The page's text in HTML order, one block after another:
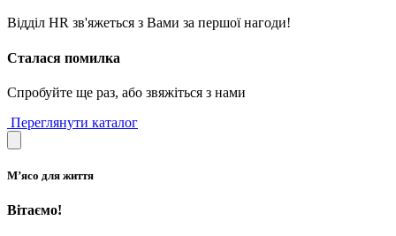
Відділ HR зв'яжеться з Вами за першої нагоди!
Сталася помилка
Спробуйте ще раз, або звяжіться з нами
Переглянути каталог
М’ясо для життя
Вітаємо!